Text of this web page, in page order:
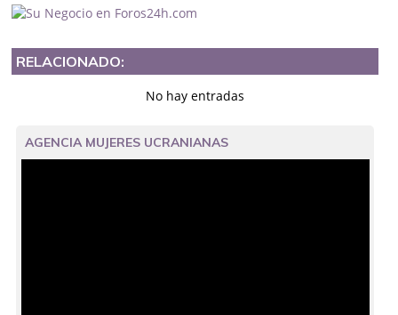
RELACIONADO:
No hay entradas
AGENCIA MUJERES UCRANIANAS